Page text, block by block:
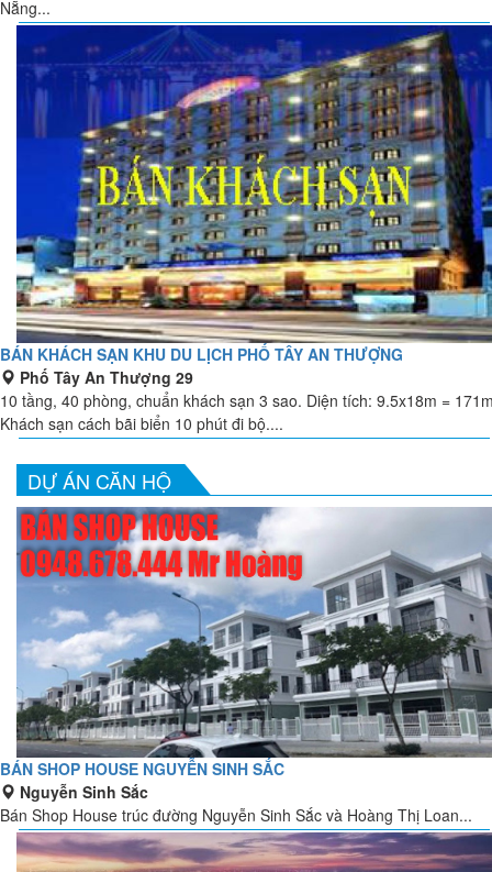
Nẵng...
BÁN KHÁCH SẠN KHU DU LỊCH PHỐ TÂY AN THƯỢNG
Phố Tây An Thượng 29
10 tầng, 40 phòng, chuẩn khách sạn 3 sao. Diện tích: 9.5x18m =
Khách sạn cách bãi biển 10 phút đi bộ....
DỰ ÁN CĂN HỘ
BÁN SHOP HOUSE NGUYỄN SINH SẮC
Nguyễn Sinh Sắc
Bán Shop House trúc đường Nguyễn Sinh Sắc và Hoàng Thị Loan...